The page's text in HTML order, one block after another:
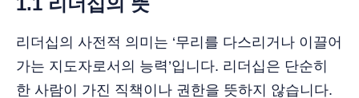
리더십의 사전적 의미는 ‘무리를 다스리거나 이끌어
가는 지도자로서의 능력’입니다. 리더십은 단순히
한 사람이 가진 직책이나 권한을 뜻하지 않습니다.